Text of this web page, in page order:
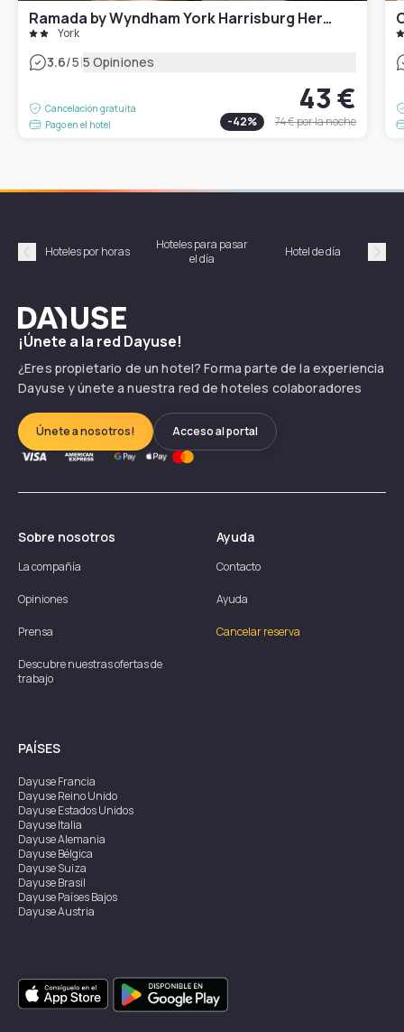
Ramada by Wyndham York Harrisburg Hershey
York
3.6/5|5 Opiniones
Cancelación gratuita
Pago en el hotel
43 €
-42% 74 €por la noche
Précédent
Hoteles por horas
Hoteles para pasar
el día
Hotel de día
Dayuse
¡Únete a la red Dayuse!
¿Eres propietario de un hotel? Forma parte de la experiencia
Dayuse y únete a nuestra red de hoteles colaboradores
Únete a nosotros! Acceso al portal
Sobre nosotros
La compañía
Opiniones
Prensa
Descubre nuestras ofertas de
trabajo
Ayuda
Contacto
Ayuda
Cancelar reserva
PAÍSES
DayuseFrancia
DayuseReino Unido
DayuseEstados Unidos
DayuseItalia
DayuseAlemania
DayuseBélgica
DayuseSuiza
DayuseBrasil
DayusePaíses Bajos
DayuseAustria
DayuseSingapur
DayuseSuecia
DayuseTailandia